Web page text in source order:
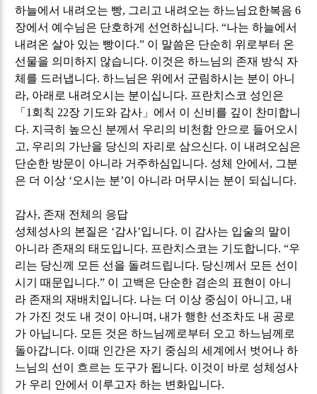
하늘에서 내려오는 빵, 그리고 내려오는 하느님요한복음6
장에서 예수님은 단호하게 선언하십니다. “나는 하늘에서
내려온 살아 있는 빵이다.” 이 말씀은 단순히 위로부터 온
선물을 의미하지 않습니다. 이것은 하느님의 존재 방식 자
체를 드러냅니다.하느님은 위에서 군림하시는 분이 아니
라, 아래로 내려오시는 분이십니다. 프란치스코 성인은
「 1 회칙 22장 기도와 감사 」 에서 이 신비를 깊이 찬미합니
다. 지극히 높으신 분께서 우리의 비천함 안으로 들어오시
고, 우리의 가난을 당신의 자리로 삼으신다. 이 내려오심은
단순한 방문이 아니라 거주하심입니다. 성체 안에서 , 그분
은 더 이상 ‘오시는 분’이 아니라 머무시는 분이 되십니다.
감사, 존재 전체의 응답
성체성사의 본질은 ‘감사’입니다. 이 감사는 입술의 말이
아니라 존재의 태도입니다. 프란치스코는 기도합니다. “우
리는 당신께 모든 선을 돌려드립니다. 당신께서 모든 선이
시기 때문입니다.” 이 고백은 단순한 겸손의 표현이 아니
라 존재의 재배치입니다. 나는 더 이상 중심이 아니고, 내
가 가진 것도 내 것이 아니며 , 내가 행한 선조차도 내 공로
가 아닙니다. 모든 것은 하느님께로부터 오고 하느님께로
돌아갑니다. 이때 인간은 자기 중심의 세계에서 벗어나 하
느님의 선이 흐르는 도구가 됩니다. 이것이 바로 성체성사
가 우리 안에서 이루고자 하는 변화입니다.